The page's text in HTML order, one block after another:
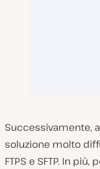
Successivamente,
soluzione molto
FTPS e SFTP. In